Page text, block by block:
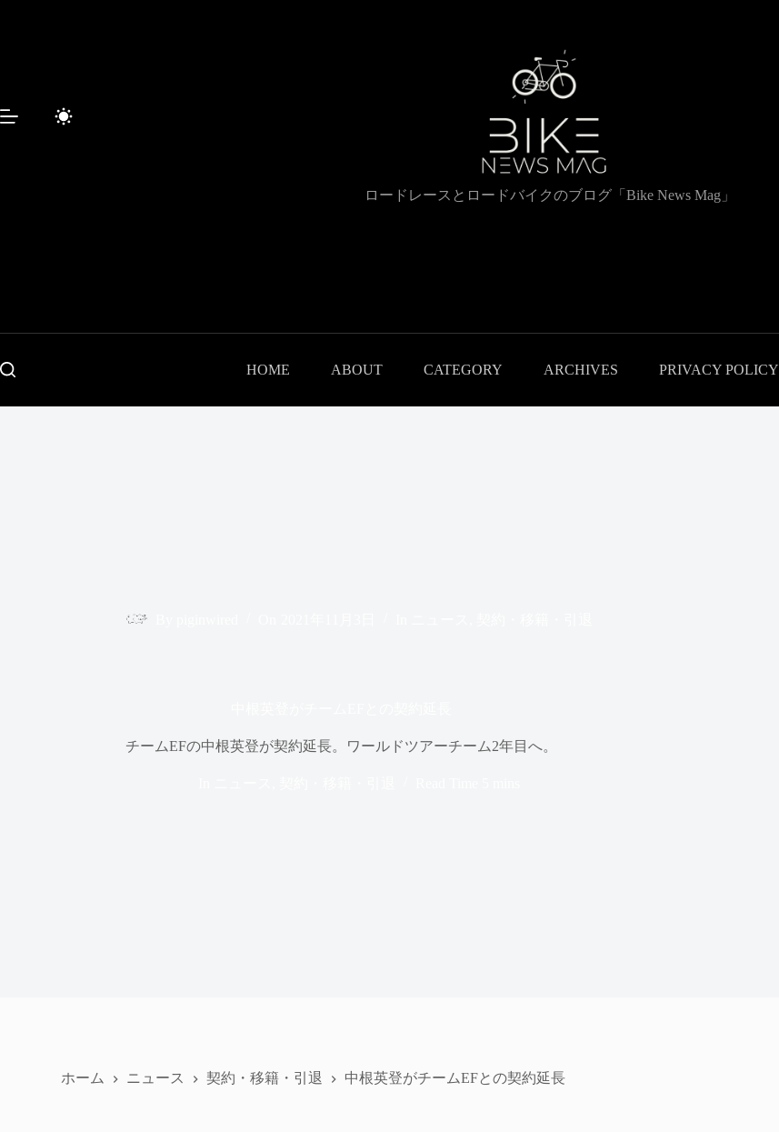
ス
ロードレースとロードバイクのブログ「Bike News Mag」
HOME ABOUT CATEGORY ARCHIVES PRIVACY POLICY
チームEFの中根英登が契約延長。ワールドツアーチーム2年目へ。
ホーム ニュース 契約・移籍・引退 中根英登がチームEFとの契約延長